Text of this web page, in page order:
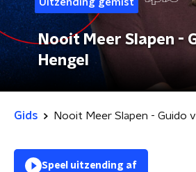
Uitzending gemist
Nooit Meer Slapen -
Hengel
Gids Nooit Meer Slapen - Guido
Speel uitzending af